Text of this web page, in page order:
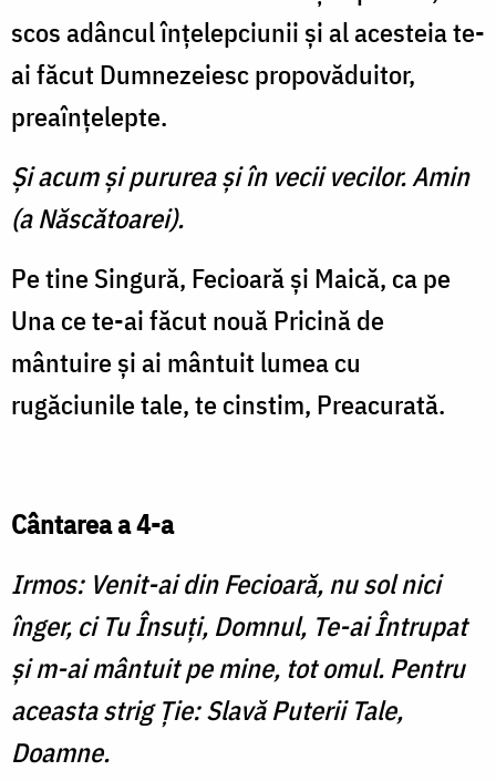
scos adâncul înţelepciunii şi al acesteia te-
ai făcut Dumnezeiesc propovăduitor,
preaînţelepte.
Şi acum şi pururea şi în vecii vecilor. Amin
(a Născătoarei).
Pe tine Singură, Fecioară şi Maică, ca pe
Una ce te-ai făcut nouă Pricină de
mântuire şi ai mântuit lumea cu
rugăciunile tale, te cinstim, Preacurată.
Cântarea a 4-a
Irmos: Venit-ai din Fecioară, nu sol nici
înger, ci Tu Însuţi, Domnul, Te-ai Întrupat
şi m-ai mântuit pe mine, tot omul. Pentru
aceasta strig Ţie: Slavă Puterii Tale,
Doamne.